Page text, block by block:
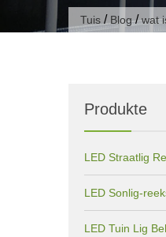
Tuis / Blog/wat
Produkte
LED Straatlig
LED Sonlig-
LED Tuin Lig